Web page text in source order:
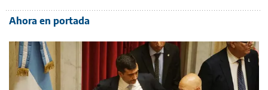
Ahora en portada